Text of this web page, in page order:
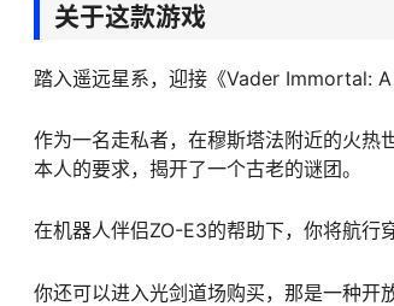
关于这款游戏
踏入遥远星系，迎接《Vader Immortal:
作为一名走私者，在穆斯塔法附近的火热
本人的要求，揭开了一个古老的谜团。
在机器人伴侣ZO-E3的帮助下，你将航行
你还可以进入光剑道场购买，那是一种开